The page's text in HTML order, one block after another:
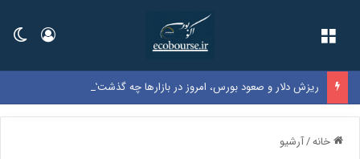
ورود
ریزش دلار و صعود بورس، امروز در بازارها چه گذشت؟
خانه/آرشیو